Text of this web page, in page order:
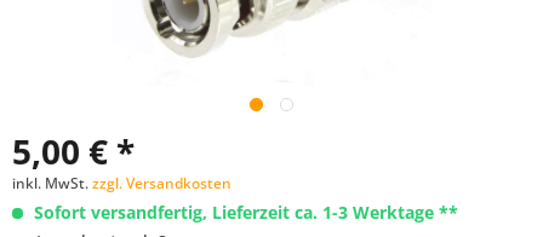
5,00 € *
inkl. MwSt.zzgl. Versandkosten
Sofort versandfertig, Lieferzeit ca. 1-3 Werktage **